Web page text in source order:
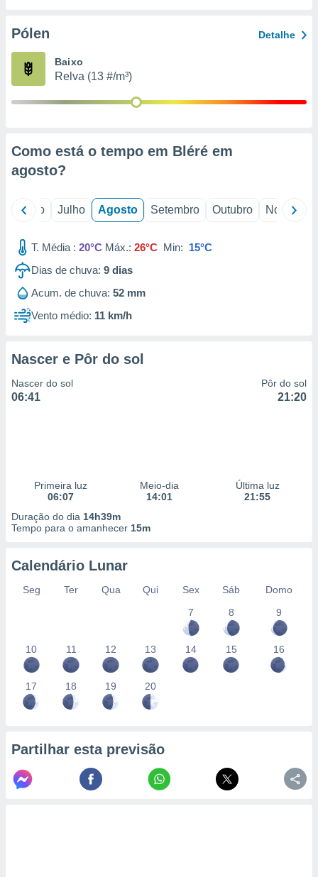
através
estudos
e
Pólen Detalhe
Baixo
Relva (13 #/m³)
Como está o tempo em Bléré em
agosto?
Junho Julho Agosto Setembro Outubro Novembro
T. Média : 20°C Máx.: 26°C Min: 15°C
Dias de chuva: 9 dias
Acum. de chuva: 52 mm
Vento médio: 11 km/h
Nascer e Pôr do sol
Nascer do sol
06:41
Pôr do sol
21:20
Primeira luz
06:07
Meio-dia
14:01
Última luz
21:55
Duração do dia 14h39m
Tempo para o amanhecer 15m
Calendário Lunar
Seg Ter Qua Qui Sex Sáb
Domo
7
8 9
10 11 12 13 14 15 16
17 18 19 20
Partilhar esta previsão